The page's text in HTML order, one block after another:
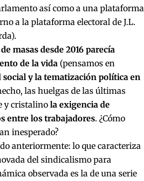
así como a una plataforma
a la plataforma electoral de J.L.
masas desde 2016 parecía
de la vida (pensamos en
y la tematización política en
las huelgas de las últimas
y cristalino la exigencia de
entre los trabajadores. ¿Cómo
inesperado?
anteriormente: lo que caracteriza
del sindicalismo para
observada es la de una serie